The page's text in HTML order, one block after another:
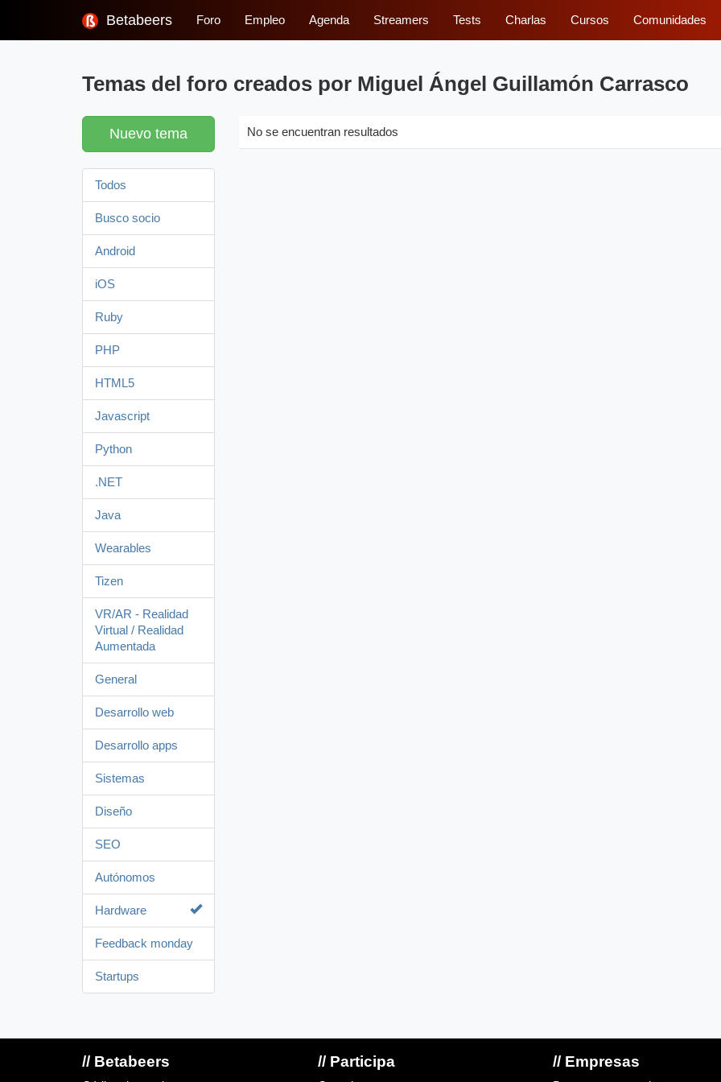
Betabeers Foro Empleo Agenda Streamers Tests Charlas Cursos Comunidades
Temas del foro creados por Miguel Ángel Guillamón Carrasco
Nuevo tema
Todos
Busco socio
Android
iOS
Ruby
PHP
HTML5
Javascript
Python
.NET
Java
Wearables
Tizen
VR/AR - Realidad
Virtual / Realidad
Aumentada
General
Desarrollo web
Desarrollo apps
Sistemas
Diseño
SEO
Autónomos
Hardware
Feedback monday
Startups
No se encuentran resultados
// Betabeers // Participa // Empresas